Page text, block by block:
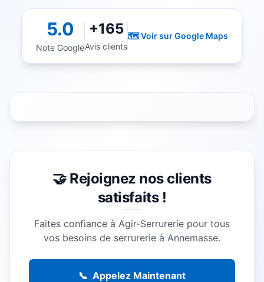
5.0
Note Google
+165
Avis clients
🗺️ Voir sur Google Maps
🤝 Rejoignez nos clients
satisfaits !
Faites confiance à Agir-Serrurerie pour tous
vos besoins de serrurerie à Annemasse.
📞 Appelez Maintenant